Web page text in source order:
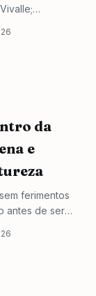
precisou de
da
e
ferimentos
antes de ser